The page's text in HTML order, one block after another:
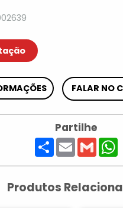
FALAR NO
Partilhe
ShareEmailGmail
Produtos